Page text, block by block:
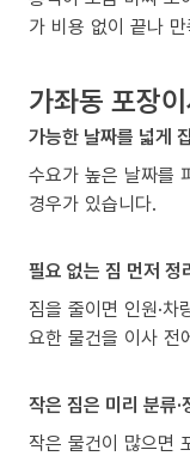
가 비용 없이 끝나
가좌동 포장
가능한 날짜를 넓게
수요가 높은 날짜를
경우가 있습니다.
필요 없는 짐 먼저 정
짐을 줄이면 인원·
요한 물건을 이사 전
작은 짐은 미리 분류·
작은 물건이 많으면